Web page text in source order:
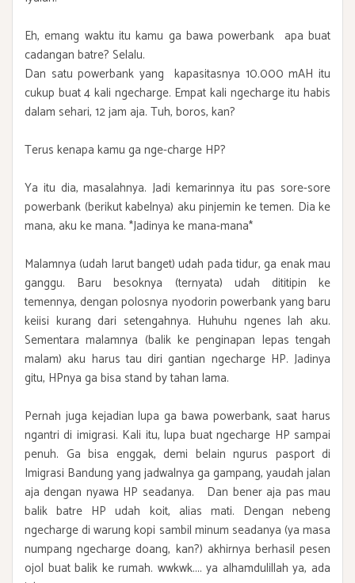
Eh, emang waktu itu kamu ga bawa powerbank apa buat
cadangan batre? Selalu.
Dan satu powerbank yang kapasitasnya 10.000 mAH itu
cukup buat 4 kali ngecharge. Empat kali ngecharge itu habis
dalam sehari, 12 jam aja. Tuh, boros, kan?
Terus kenapa kamu ga nge-charge HP?
Ya itu dia, masalahnya. Jadi kemarinnya itu pas sore-sore
powerbank (berikut kabelnya) aku pinjemin ke temen. Dia ke
mana, aku ke mana. *Jadinya ke mana-mana*
Malamnya (udah larut banget) udah pada tidur, ga enak mau
ganggu. Baru besoknya (ternyata) udah dititipin ke
temennya, dengan polosnya nyodorin powerbank yang baru
keiisi kurang dari setengahnya. Huhuhu ngenes lah aku.
Sementara malamnya (balik ke penginapan lepas tengah
malam) aku harus tau diri gantian ngecharge HP. Jadinya
gitu, HPnya ga bisa stand by tahan lama.
Pernah juga kejadian lupa ga bawa powerbank, saat harus
ngantri di imigrasi. Kali itu, lupa buat ngecharge HP sampai
penuh. Ga bisa enggak, demi belain ngurus pasport di
Imigrasi Bandung yang jadwalnya ga gampang, yaudah jalan
aja dengan nyawa HP seadanya. Dan bener aja pas mau
balik batre HP udah koit, alias mati. Dengan nebeng
ngecharge di warung kopi sambil minum seadanya (ya masa
numpang ngecharge doang, kan?) akhirnya berhasil pesen
ojol buat balik ke rumah. wwkwk.... ya alhamdulillah ya, ada